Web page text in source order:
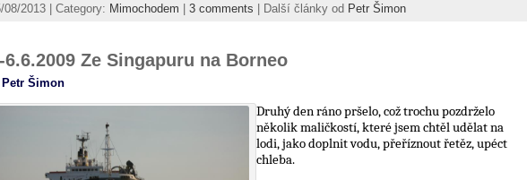
08/2013 | Category: Mimochodem 3 comments | Další články od Petr Šimon
6.6.2009 Ze Singapuru na Borneo
Petr Šimon
Druhý den ráno pršelo, což trochu pozdrželo
několik maličkostí, které jsem chtěl udělat na
lodi, jako doplnit vodu, přeříznout řetěz, upéct
chleba.